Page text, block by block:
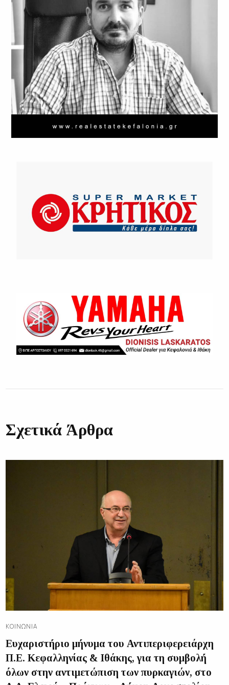
Σχετικά Άρθρα
ΚΟΙΝΩΝΊΑ
Ευχαριστήριο μήνυμα του Αντιπεριφερειάρχη
Π.Ε. Κεφαλληνίας & Ιθάκης, για τη συμβολή
όλων στην αντιμετώπιση των πυρκαγιών, στο